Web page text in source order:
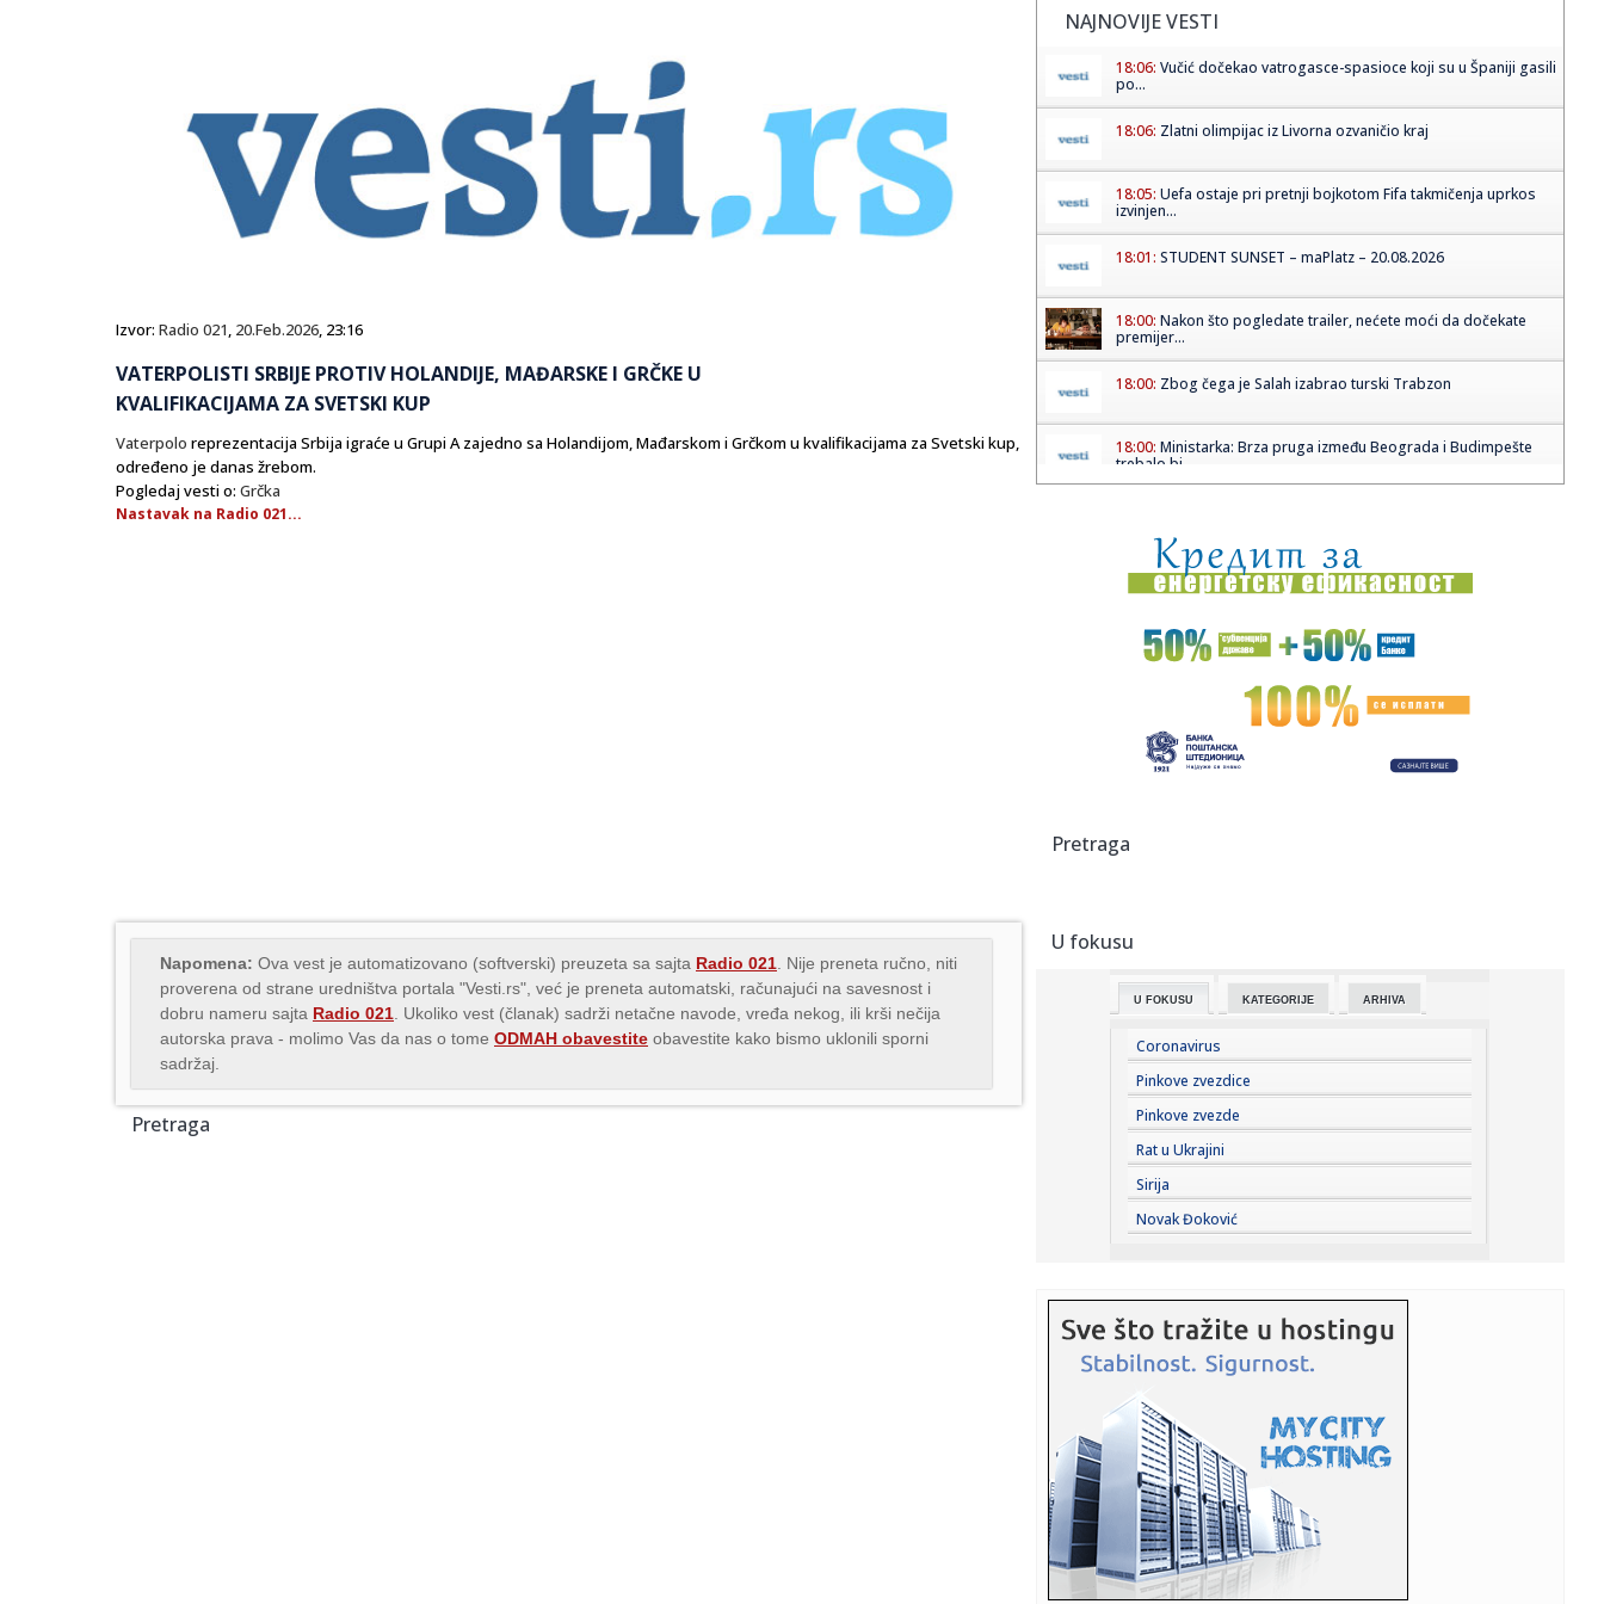
Izvor: Radio 021, 20.Feb.2026, 23:16
VATERPOLISTI SRBIJE PROTIV HOLANDIJE, MAĐARSKE I GRČKE U
KVALIFIKACIJAMA ZA SVETSKI KUP
Vaterpolo reprezentacija Srbija igraće u Grupi A zajedno sa Holandijom, Mađarskom i Grčkom u kvalifikacijama za Svetski kup,
određeno je danas žrebom.
Pogledaj vesti o: Grčka
Nastavak na Radio 021...
Napomena: Ova vest je automatizovano (softverski) preuzeta sa sajta Radio 021 . Nije preneta ručno, niti
proverena od strane uredništva portala "Vesti.rs", već je preneta automatski, računajući na savesnost i
dobru nameru sajta Radio 021 . Ukoliko vest (članak) sadrži netačne navode, vređa nekog, ili krši nečija
autorska prava - molimo Vas da nas o tome ODMAH obavestite obavestite kako bismo uklonili sporni
sadržaj.
Pretraga
NAJNOVIJE VESTI
18:06: Vučić dočekao vatrogasce-spasioce koji su u Španiji gasili
po...
18:06: Zlatni olimpijac iz Livorna ozvaničio kraj
18:05: Uefa ostaje pri pretnji bojkotom Fifa takmičenja uprkos
izvinjen...
18:01: STUDENT SUNSET – maPlatz – 20.08.2026
18:00: Nakon što pogledate trailer, nećete moći da dočekate
premijer...
18:00: Zbog čega je Salah izabrao turski Trabzon
18:00: Ministarka: Brza pruga između Beograda i Budimpešte
trebalo bi ...
17:52:Rasim Ljajić otkrio pozadinu haosa u Partizanu: Jedan
čovek se ...
17:50:Optužnica protiv 20 osoba za ratne zločine u Đakovici,
među n...
Snažan pljusak se sručio na Beograd; Oglasio se RHMZ – i
17:45:Stranka Istina predlaže pravo na bolovanje radi nege
step...
17:43:
17:42:
Zalužni ponovo udara na Zelenskog: Ukrajina je iskoristila
17:42:Sombor: Sombor prvi dostigao 40 stepeni
17:40:KOSTIĆ SE VRATIO U HOLANDIJU: Srpski reprezentativac
potpisao za...
17:40:Forlan postao selektor dvostrukog šampiona sveta
17:35: Vozili pijani po Novom Sadu: Policija zadržala dvojicu
vozača
17:34:
metala
17:31:Kineski izvoz nastavio rast u julu
17:28:Stariji muškarac preminuo na bazenu na Košutnjaku
17:26:Zvanično: Filip Kostić ima novi klub FOTO
Pretraga
U fokusu
U FOKUSU KATEGORIJE ARHIVA
Coronavirus
Pinkove zvezdice
Pinkove zvezde
Rat u Ukrajini
Sirija
Novak Đoković